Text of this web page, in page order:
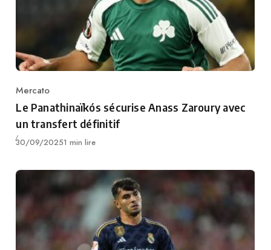
Category
Mercato
Le Panathinaïkós sécurise Anass Zaroury avec
un transfert définitif
Publié
30/09/20251 min lire